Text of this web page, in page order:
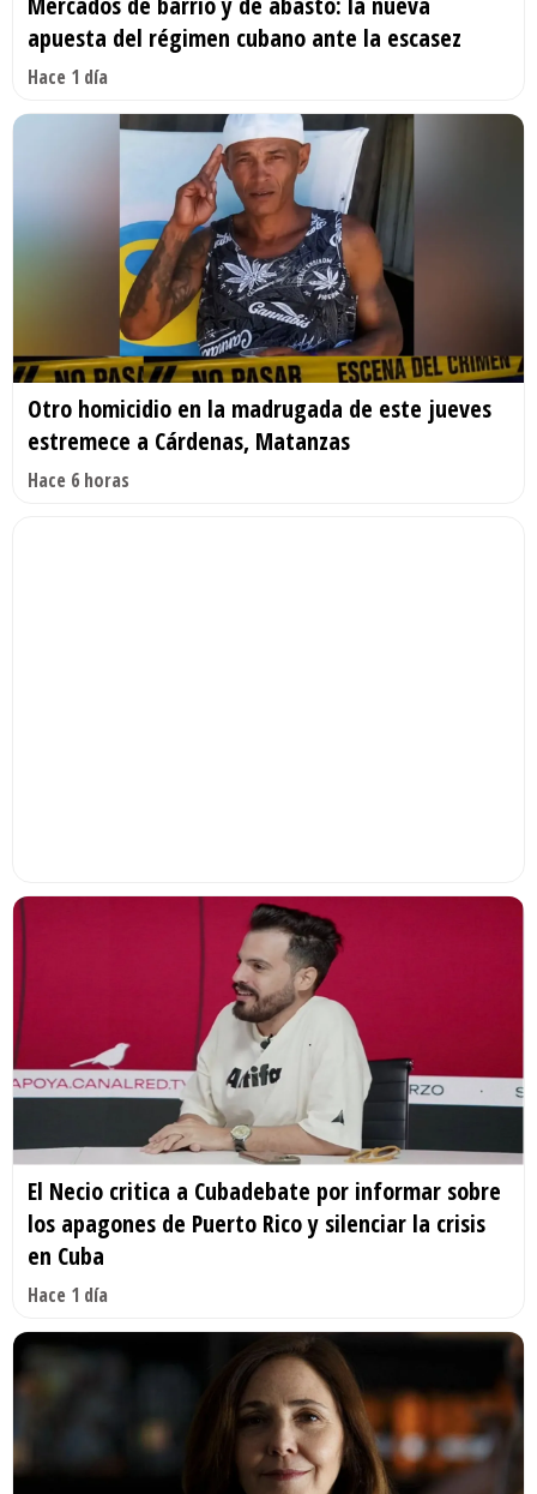
apuesta del régimen cubano ante la escasez
Hace 1 día
Otro homicidio en la madrugada de este jueves
estremece a Cárdenas, Matanzas
Hace 6 horas
El Necio critica a Cubadebate por informar sobre
los apagones de Puerto Rico y silenciar la crisis
en Cuba
Hace 1 día